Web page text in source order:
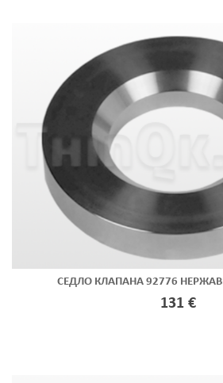
СЕДЛО КЛАПАНА 92776
131 €